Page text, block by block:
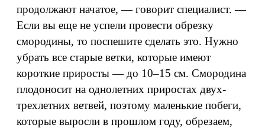
продолжают начатое, — говорит специалист. —
Если вы еще не успели провести обрезку
смородины, то поспешите сделать это. Нужно
убрать все старые ветки, которые имеют
короткие приросты — до 10–15 см. Смородина
плодоносит на однолетних приростах двух-
трехлетних ветвей, поэтому маленькие побеги,
которые выросли в прошлом году, обрезаем,